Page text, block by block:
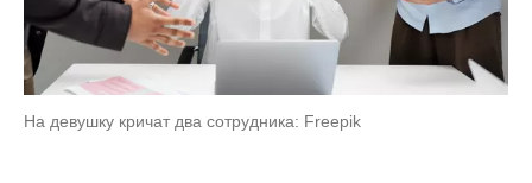
На девушку кричат два сотрудника: Freepik